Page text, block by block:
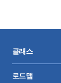
클래스
로드맵